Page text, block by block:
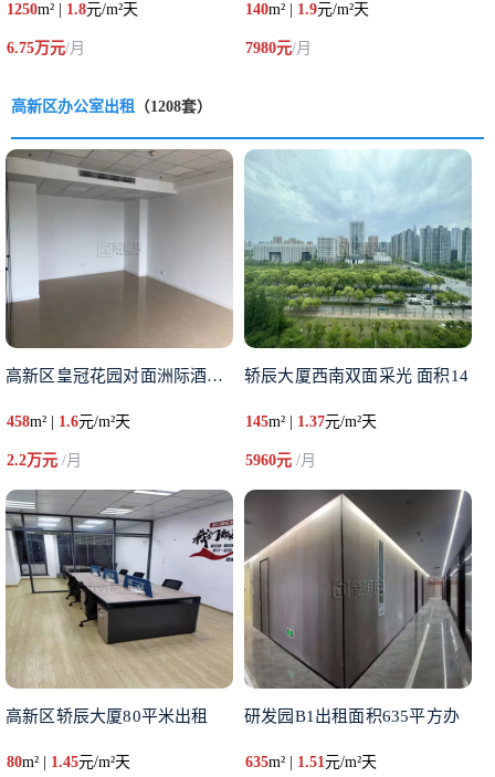
1250m² | 1.8元/m²天
6.75万元/月
140m² | 1.9元/m²天
7980元/月
高新区办公室出租 （1208套）
高新区皇冠花园对面洲际酒店20
458m² | 1.6元/m²天
2.2万元 /月
轿辰大厦西南双面采光 面积14
145m² | 1.37元/m²天
5960元/月
高新区轿辰大厦80平米出租
80m² | 1.45元/m²天
研发园B1出租面积635平方办
635m² | 1.51元/m²天